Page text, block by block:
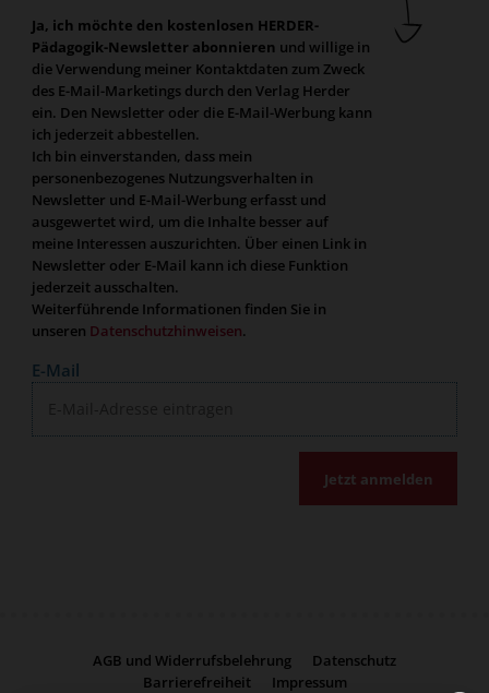
Ja, ich möchte den kostenlosen HERDER-
Pädagogik-Newsletter abonnieren und willige in
die Verwendung meiner Kontaktdaten zum Zweck
des E-Mail-Marketings durch den Verlag Herder
ein. Den Newsletter oder die E-Mail-Werbung kann
ich jederzeit abbestellen.
Ich bin einverstanden, dass mein
personenbezogenes Nutzungsverhalten in
Newsletter und E-Mail-Werbung erfasst und
ausgewertet wird, um die Inhalte besser auf
meine Interessen auszurichten. Über einen Link in
Newsletter oder E-Mail kann ich diese Funktion
jederzeit ausschalten.
Weiterführende Informationen finden Sie in
unseren Datenschutzhinweisen.
E-Mail
Jetzt anmelden
AGB und Widerrufsbelehrung
Datenschutz
Barrierefreiheit
Impressum